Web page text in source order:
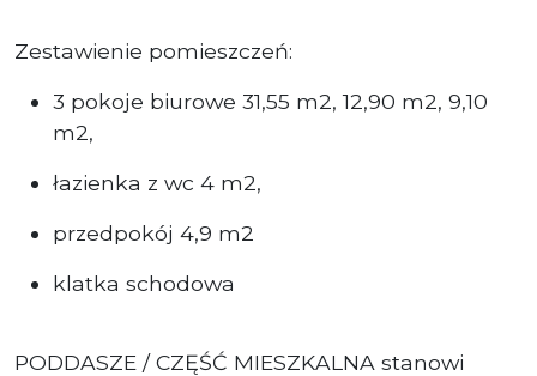
Zestawienie pomieszczeń:
3 pokoje biurowe 31,55 m2, 12,90 m2, 9,10
m2,
łazienka z wc 4 m2,
przedpokój 4,9 m2
klatka schodowa
PODDASZE / CZĘŚĆ MIESZKALNA stanowi